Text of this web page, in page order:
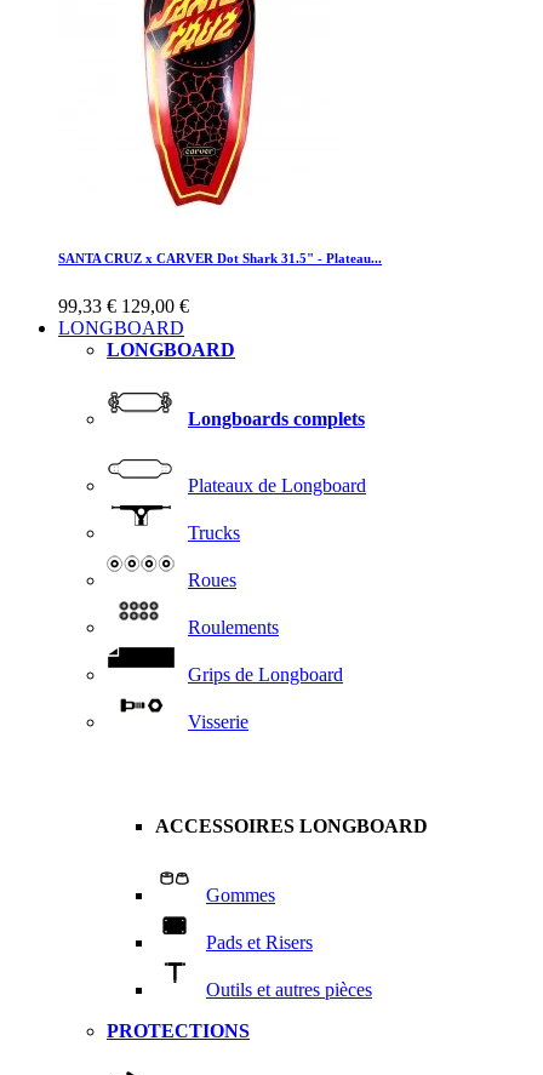
SANTA CRUZ x CARVER Dot Shark 31.5" - Plateau...
99,33 € 129,00 €
LONGBOARD
LONGBOARD
Longboards complets
Plateaux de Longboard
Trucks
Roues
Roulements
Grips de Longboard
Visserie
ACCESSOIRES LONGBOARD
Gommes
Pads et Risers
Outils et autres pièces
PROTECTIONS